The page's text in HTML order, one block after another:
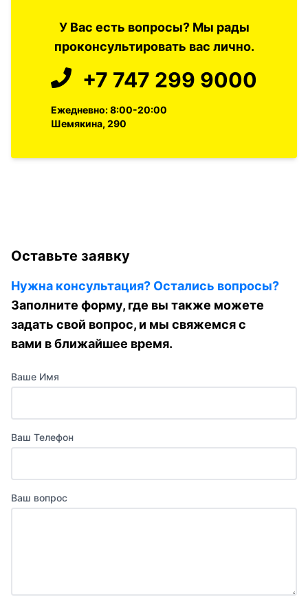
У Вас есть вопросы? Мы рады
проконсультировать вас лично.
+7 747 299 9000
Ежедневно: 8:00-20:00
Шемякина, 290
Оставьте заявку
Нужна консультация? Остались вопросы?
Заполните форму, где вы также можете
задать свой вопрос, и мы свяжемся с
вами в ближайшее время.
Ваше Имя
Ваш Телефон
Ваш вопрос